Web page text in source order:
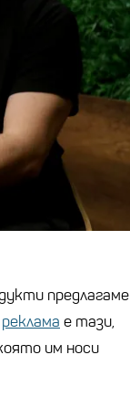
предлагаме
реклама е тази,
им носи